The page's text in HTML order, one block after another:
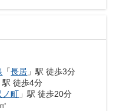
「長居 」駅 徒歩3分
駅 徒歩4分
ノ町 」駅 徒歩20分